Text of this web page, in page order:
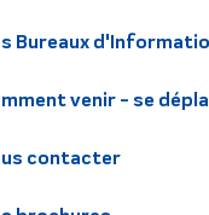
Bureaux
venir - se
contacter